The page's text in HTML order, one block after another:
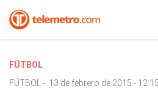
FÚTBOL
FÚTBOL
- 13 de febrero de 2015 - 12:15